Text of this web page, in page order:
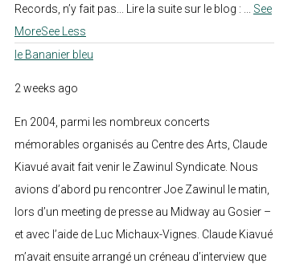
Records, n’y fait pas... Lire la suite sur le blog :
See
MoreSee Less
le Bananier bleu
2 weeks ago
En 2004, parmi les nombreux concerts
mémorables organisés au Centre des Arts, Claude
Kiavué avait fait venir le Zawinul Syndicate. Nous
avions d’abord pu rencontrer Joe Zawinul le matin,
lors d’un meeting de presse au Midway au Gosier –
et avec l’aide de Luc Michaux-Vignes. Claude Kiavué
m’avait ensuite arrangé un créneau d’interview que